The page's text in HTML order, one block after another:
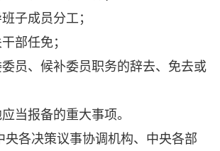
成员分工；
任免；
、候补委员职务的辞去、免去或
报备的重大事项。
各决策议事协调机构、中央各部